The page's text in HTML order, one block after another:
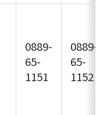
0889-
65-
1151
0889-
65-
1152